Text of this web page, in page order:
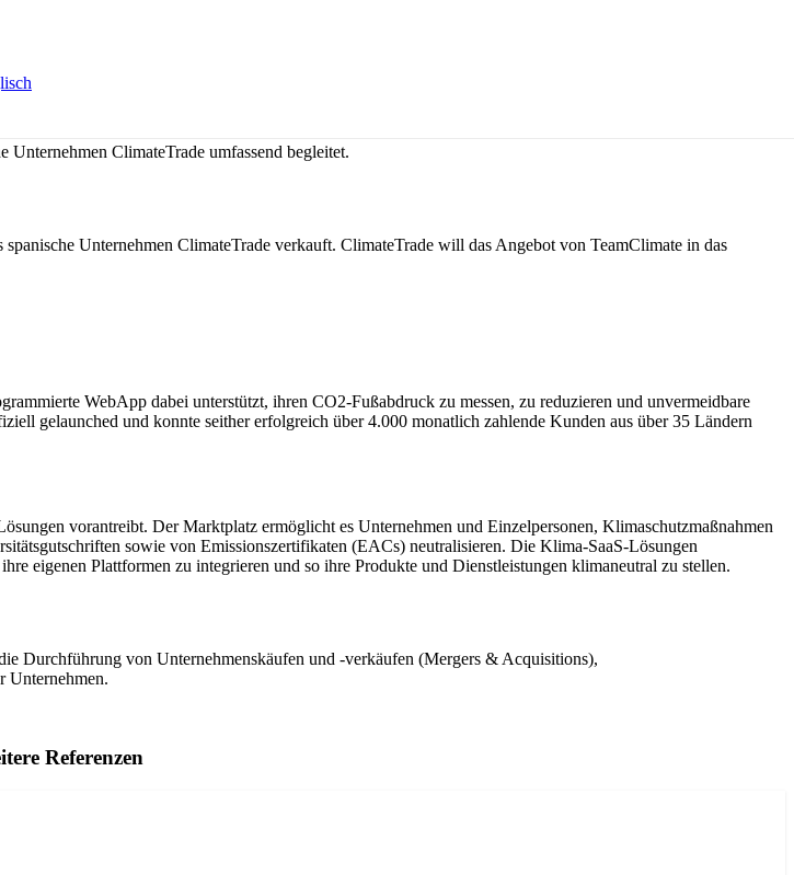
ClimateTrade umfassend begleitet.
Unternehmen ClimateTrade verkauft. ClimateTrade will das Angebot von TeamClimate in das
WebApp dabei unterstützt, ihren CO2-Fußabdruck zu messen, zu reduzieren und unvermeidbare
gelaunched und konnte seither erfolgreich über 4.000 monatlich zahlende Kunden aus über 35 Ländern
vorantreibt. Der Marktplatz ermöglicht es Unternehmen und Einzelpersonen, Klimaschutzmaßnahmen
sowie von Emissionszertifikaten (EACs) neutralisieren. Die Klima-SaaS-Lösungen
eigenen Plattformen zu integrieren und so ihre Produkte und Dienstleistungen klimaneutral zu stellen.
Durchführung von Unternehmenskäufen und -verkäufen (Mergers & Acquisitions),
Unternehmen.
Referenzen